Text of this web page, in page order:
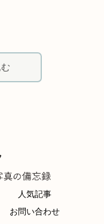
人気記事
お問い合わせ